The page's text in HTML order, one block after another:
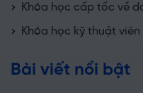
Khóa học cấp tốc về
Khóa học kỹ thuật
Bài viết nổi bật